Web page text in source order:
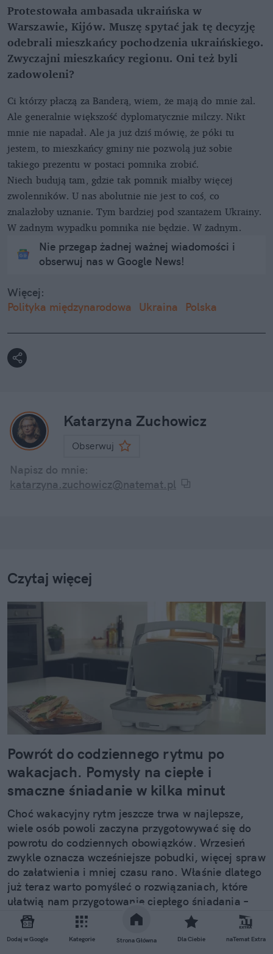
Dodaj w Google Kategorie Strona Główna Dla Ciebie naTemat Extra
Protestowała ambasada ukraińska w
Warszawie, Kijów. Muszę spytać jak tę decyzję
odebrali mieszkańcy pochodzenia ukraińskiego.
Zwyczajni mieszkańcy regionu. Oni też byli
zadowoleni?
Ci którzy płaczą za Banderą, wiem, że mają do mnie żal.
Ale generalnie większość dyplomatycznie milczy. Nikt
mnie nie napadał. Ale ja już dziś mówię, że póki tu
jestem, to mieszkańcy gminy nie pozwolą już sobie
takiego prezentu w postaci pomnika zrobić.
Niech budują tam, gdzie tak pomnik miałby więcej
zwolenników. U nas abolutnie nie jest to coś, co
znalazłoby uznanie. Tym bardziej pod szantażem Ukrainy.
W żadnym wypadku pomnika nie będzie. W żadnym.
Nie przegap żadnej ważnej wiadomości i
obserwuj nas w Google News!
Więcej:
Polityka międzynarodowa
Ukraina Polska
Katarzyna Zuchowicz
Obserwuj
Napisz do mnie:
katarzyna.zuchowicz@natemat.pl
Czytaj więcej
Powrót do codziennego rytmu po
wakacjach. Pomysły na ciepłe i
smaczne śniadanie w kilka minut
Choć wakacyjny rytm jeszcze trwa w najlepsze,
wiele osób powoli zaczyna przygotowywać się do
powrotu do codziennych obowiązków. Wrzesień
zwykle oznacza wcześniejsze pobudki, więcej spraw
do załatwienia i mniej czasu rano. Właśnie dlatego
już teraz warto pomyśleć o rozwiązaniach, które
ułatwią nam przygotowanie ciepłego śniadania –
bez konieczności spędzania długich minut w
kuchni.